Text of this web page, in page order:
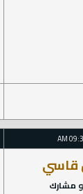
قاسي
مشارك